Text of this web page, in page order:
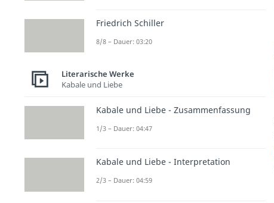
Friedrich Schiller
8/8 – Dauer: 03:20
Literarische Werke
Kabale und Liebe
Kabale und Liebe - Zusammenfassung
1/3 – Dauer: 04:47
Kabale und Liebe - Interpretation
2/3 – Dauer: 04:59